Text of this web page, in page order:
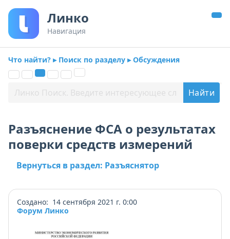
Линко
Навигация
Что найти? ▸ Поиск по разделу ▸ Обсуждения
Разъяснение ФСА о результатах
поверки средств измерений
Вернуться в раздел: Разъяснятор
Создано: 14 сентября 2021 г. 0:00
Форум Линко